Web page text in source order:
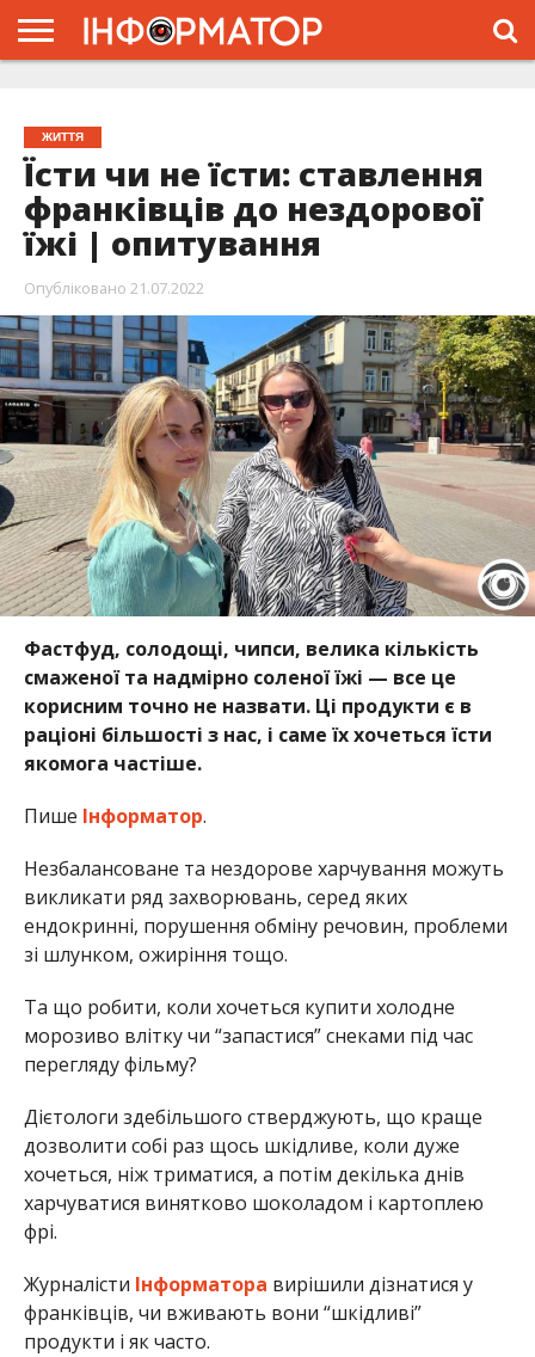
ЖИТТЯ
Їсти чи не їсти: ставлення
франківців до нездорової
їжі | опитування
Опубліковано 21.07.2022
Фастфуд, солодощі, чипси, велика кількість
смаженої та надмірно соленої їжі — все це
корисним точно не назвати. Ці продукти є в
раціоні більшості з нас, і саме їх хочеться їсти
якомога частіше.
Пише Інформатор.
Незбалансоване та нездорове харчування можуть
викликати ряд захворювань, серед яких
ендокринні, порушення обміну речовин, проблеми
зі шлунком, ожиріння тощо.
Та що робити, коли хочеться купити холодне
морозиво влітку чи “запастися” снеками під час
перегляду фільму?
Дієтологи здебільшого стверджують, що краще
дозволити собі раз щось шкідливе, коли дуже
хочеться, ніж триматися, а потім декілька днів
харчуватися винятково шоколадом і картоплею
фрі.
Журналісти Інформатора вирішили дізнатися у
франківців, чи вживають вони “шкідливі”
продукти і як часто.